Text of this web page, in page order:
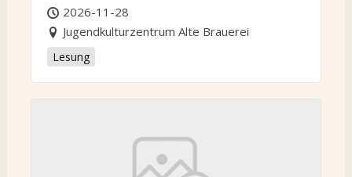
2026-11-28
Jugendkulturzentrum Alte Brauerei
Lesung